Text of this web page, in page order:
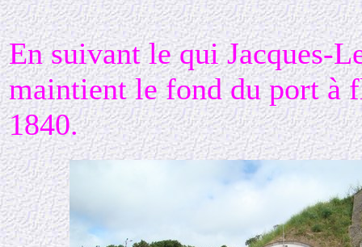
En suivant le qui Jacques-
maintient le fond du port à
1840.